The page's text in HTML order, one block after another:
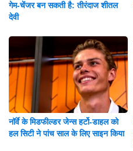
गेम-चेंजर बन सकती है: तीरंदाज शीतल
देवी
नॉर्वे के मिडफील्डर जेन्स हर्टो-डाहल को
हल सिटी ने पांच साल के लिए साइन किया